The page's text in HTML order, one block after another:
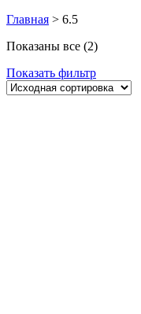
Главная > 6.5
Показаны все (2)
Показать фильтр